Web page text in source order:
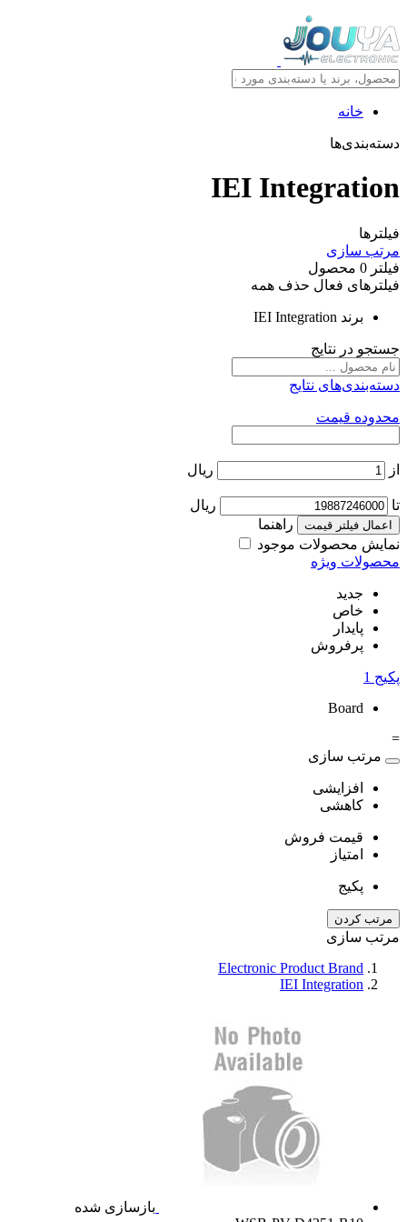
خانه
دسته‌بندی‌ها
IEI Integration
فیلترها
مرتب سازی
فیلتر 0 محصول
فیلترهای فعال حذف همه
برند IEI Integration
جستجو در نتایج
دسته‌بندی‌های نتایج
محدوده قیمت
از ریال
تا ریال
اعمال فیلتر قیمت
راهنما
نمایش محصولات موجود
محصولات ویژه
جدید
خاص
پایدار
پرفروش
پکیج 1
Board
=
مرتب سازی
افزایشی
کاهشی
قیمت فروش
امتیاز
پکیج
مرتب کردن
مرتب سازی
Electronic Product Brand
IEI Integration
بازسازی شده